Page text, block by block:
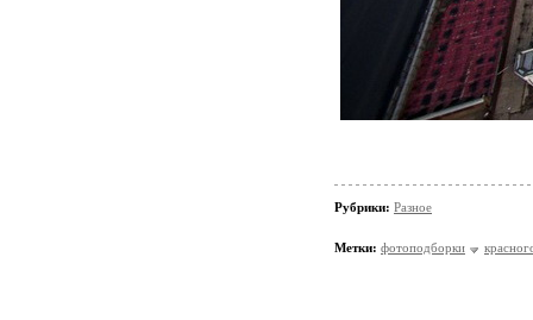
Рубрики: Разное
Метки: фотоподборки